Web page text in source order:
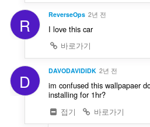
R ReverseOps 2년 전
I love this car
바로가기
D DAVODAVIDIDK 2년 전
im confused this wallpapaer
installing for 1hr?
접기
바로가기